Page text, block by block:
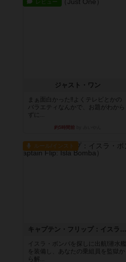
レビュー
ジャスト・ワン
まぁ面白かった‼️よくテレビとかの
バラエティなんかで、お題がわから
ずに...
約5時間前
ルール/インスト
キャプテン・フリップ：イスラ・ボンバ
イスラ・ボンバを探しに出航!潜水艦
を装備し、あなたの乗組員を監獄か
ら解...